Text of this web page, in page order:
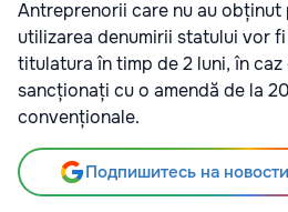
Antreprenorii care nu au obținut
utilizarea denumirii statului vor
titulatura în timp de 2 luni, în
sancționați cu o amendă de la
convenționale.
Подпишитесь на